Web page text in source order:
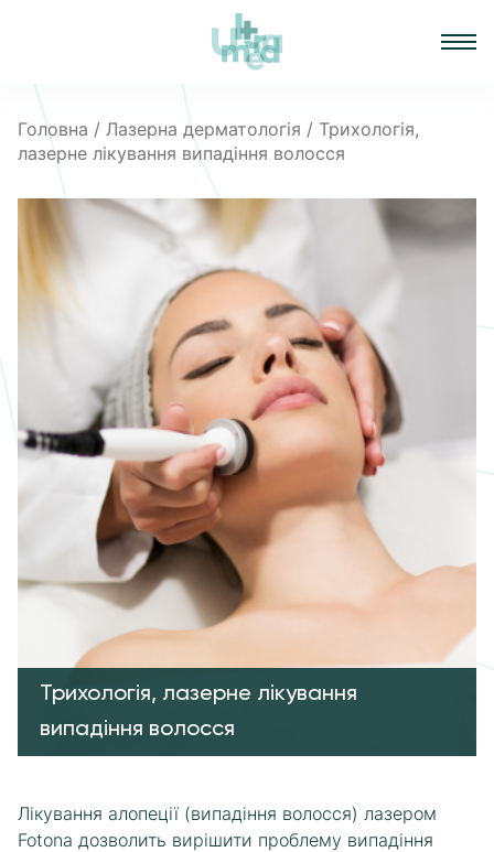
Головна / Лазерна дерматологія / Трихологія,
лазерне лікування випадіння волосся
Трихологія, лазерне лікування
випадіння волосся
Лікування алопеції (випадіння волосся) лазером
Fotona дозволить вирішити проблему випадіння